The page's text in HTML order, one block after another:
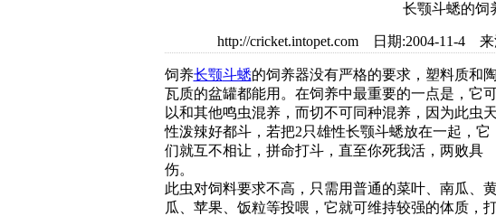
长颚斗蟋的饲
http://cricket.intopet.com 日期:2004-11-4
饲养长颚斗蟋的饲养器没有严格的要求，塑料质和陶
瓦质的盆罐都能用。在饲养中最重要的一点是，它
以和其他鸣虫混养，而切不可同种混养，因为此虫天
性泼辣好都斗，若把2只雄性长颚斗蟋放在一起，它
们就互不相让，拼命打斗，直至你死我活，两败具
伤。
此虫对饲料要求不高，只需用普通的菜叶、南瓜、
瓜、苹果、饭粒等投喂，它就可维持较强的体质，